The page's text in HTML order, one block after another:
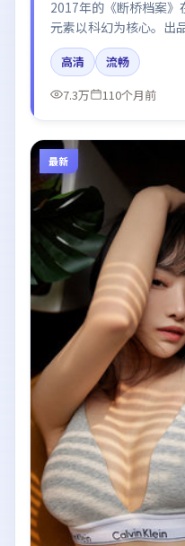
2017年的《断桥档案
元素以科幻为核心。出
宇、刘亦菲、迪丽热巴
转，结尾留白引发讨论。
高清
流畅
7.3万
110个月前
最新